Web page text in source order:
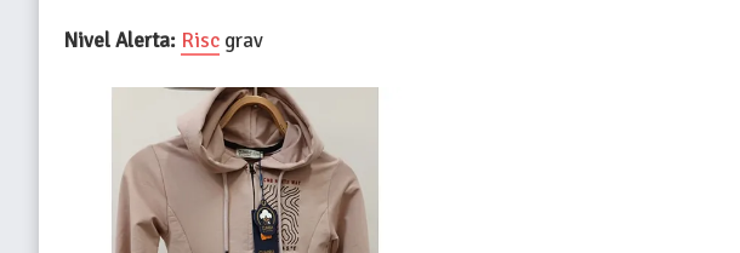
Nivel Alerta: Risc grav